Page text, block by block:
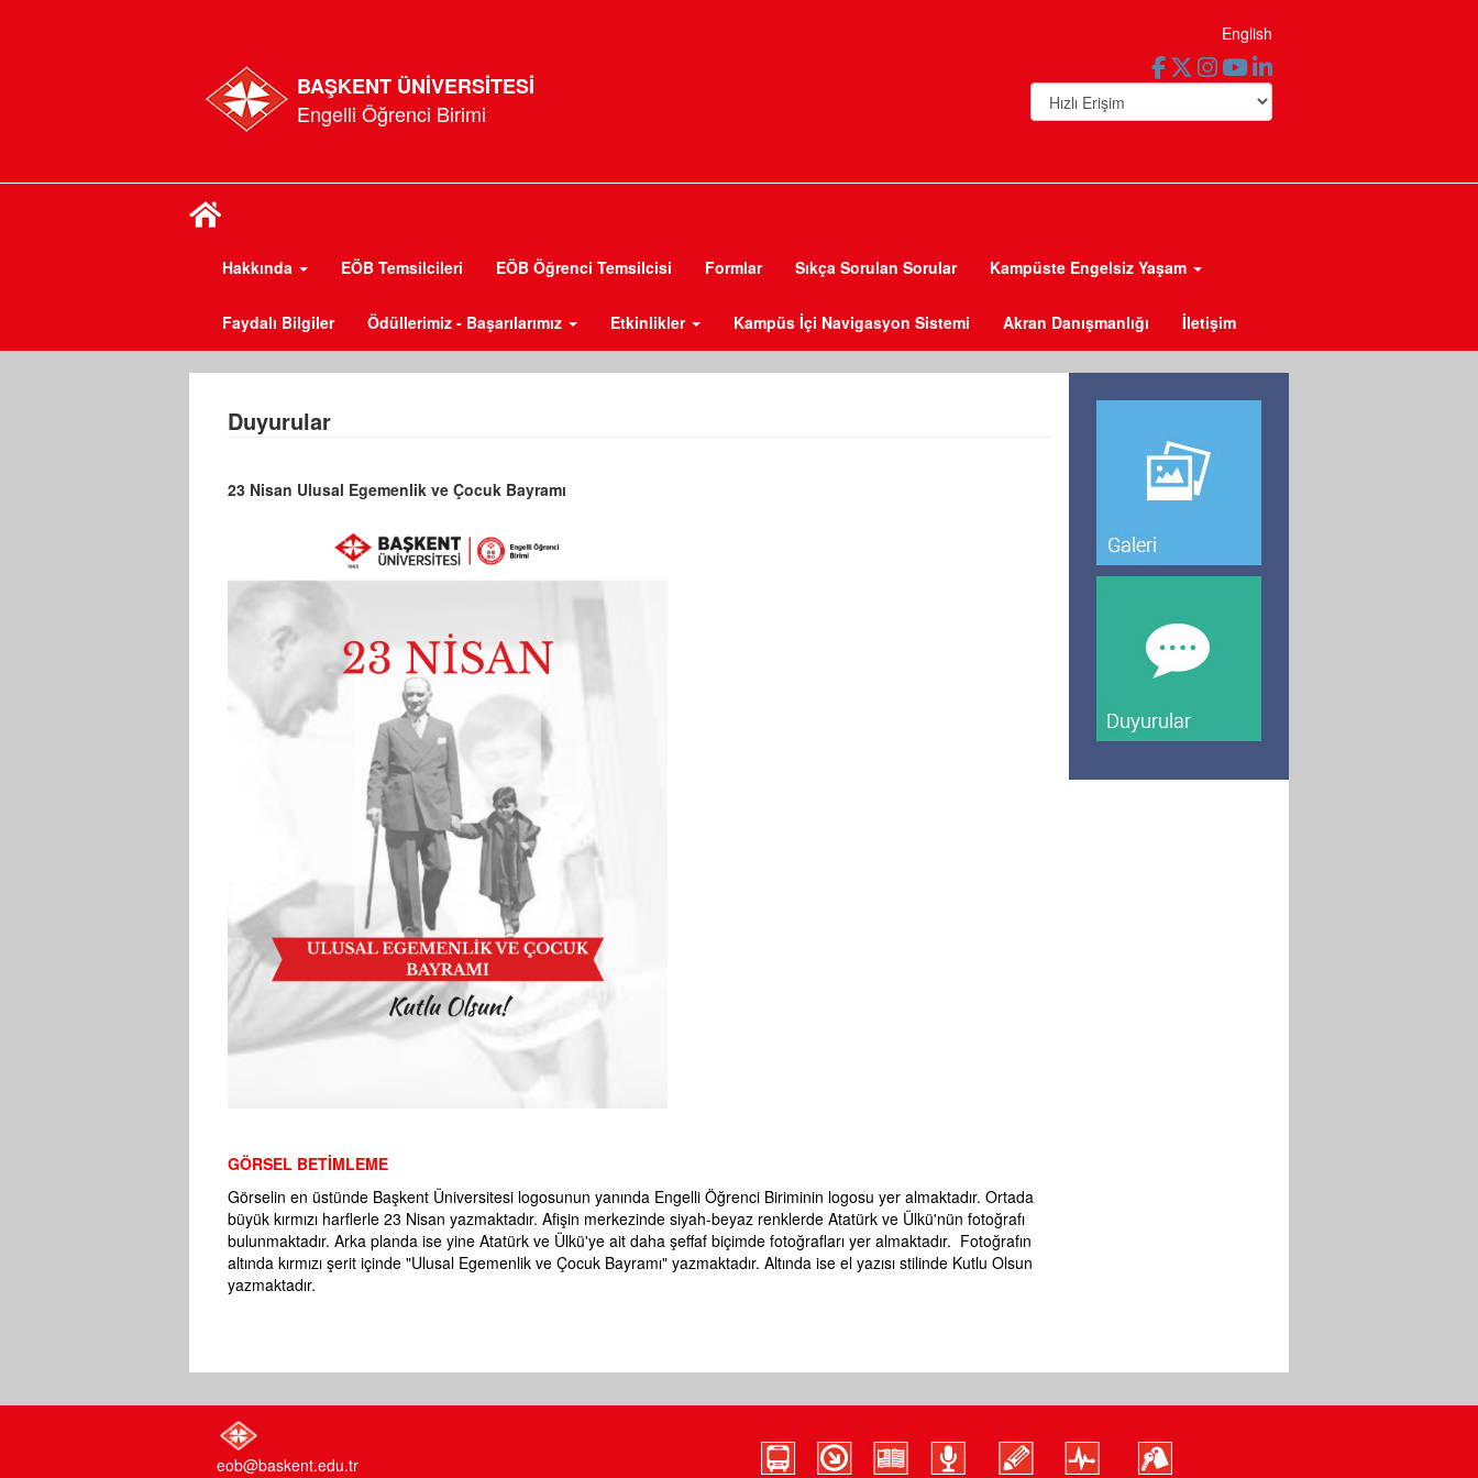
English
BAŞKENT ÜNİVERSİTESİ
Engelli Öğrenci Birimi
Hakkında EÖB Temsilcileri EÖB Öğrenci Temsilcisi Formlar Sıkça Sorulan Sorular Kampüste Engelsiz Yaşam
Faydalı Bilgiler Ödüllerimiz - Başarılarımız Etkinlikler Kampüs İçi Navigasyon Sistemi Akran Danışmanlığı İletişim
Duyurular
23 Nisan Ulusal Egemenlik ve Çocuk Bayramı
GÖRSEL BETİMLEME
Görselin en üstünde Başkent Üniversitesi logosunun yanında Engelli Öğrenci Biriminin logosu yer almaktadır. Ortada
büyük kırmızı harflerle 23 Nisan yazmaktadır. Afişin merkezinde siyah-beyaz renklerde Atatürk ve Ülkü'nün fotoğrafı
bulunmaktadır. Arka planda ise yine Atatürk ve Ülkü'ye ait daha şeffaf biçimde fotoğrafları yer almaktadır. Fotoğrafın
altında kırmızı şerit içinde "Ulusal Egemenlik ve Çocuk Bayramı" yazmaktadır. Altında ise el yazısı stilinde Kutlu Olsun
yazmaktadır.
eob@baskent.edu.tr